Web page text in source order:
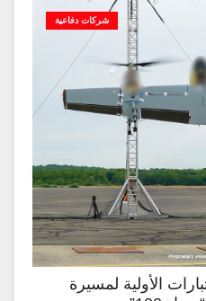
شركات دفاعية
الأولية لمسيرة